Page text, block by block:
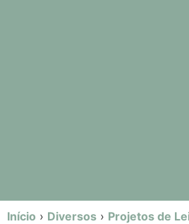
Início › Diversos › Projetos de